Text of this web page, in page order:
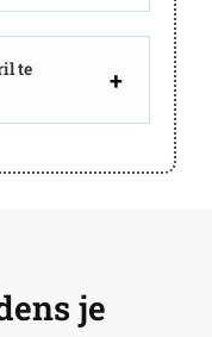
te
je